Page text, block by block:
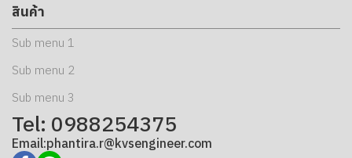
สินค้า
Sub menu 1
Sub menu 2
Sub menu 3
Tel: 0988254375
Email:phantira.r@kvsengineer.com